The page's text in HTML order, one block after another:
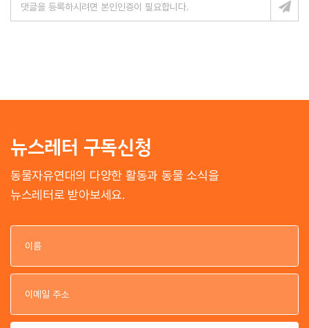
뉴스레터 구독신청
동물자유연대의 다양한 활동과 동물 소식을
뉴스레터로 받아보세요.
이
이